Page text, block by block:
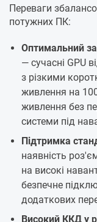
Переваги
потужних ПК:
Оптимальний
— сучасні GPU
з різкими
живлення на
живлення без
системи під
Підтримка
наявність
на високі
безпечне
додаткових
Високий ККД у